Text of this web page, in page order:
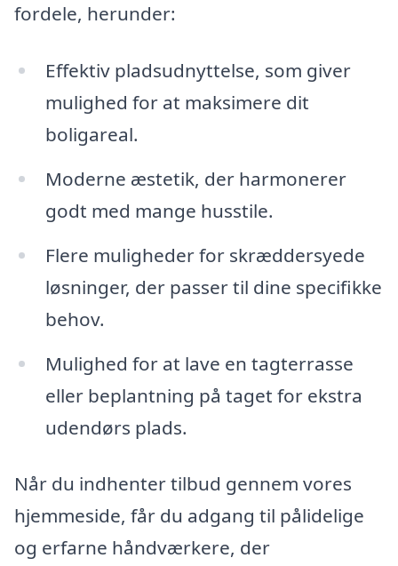
fordele, herunder:
Effektiv pladsudnyttelse, som giver
mulighed for at maksimere dit
boligareal.
Moderne æstetik, der harmonerer
godt med mange husstile.
Flere muligheder for skræddersyede
løsninger, der passer til dine specifikke
behov.
Mulighed for at lave en tagterrasse
eller beplantning på taget for ekstra
udendørs plads.
Når du indhenter tilbud gennem vores
hjemmeside, får du adgang til pålidelige
og erfarne håndværkere, der